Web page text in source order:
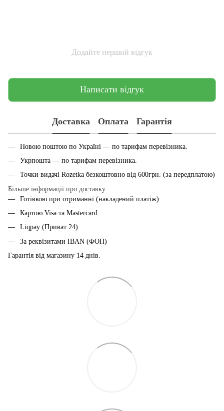
Додайте перший відгук
Написати відгук
Доставка Оплата Гарантія
Новою поштою по Україні — по тарифам перевiзника.
Укрпошта — по тарифам перевiзника.
Точки видачі Rozetka безкоштовно від 600грн. (за передплатою)
Більше інформації про доставку
Готівкою при отриманні (накладений платіж)
Картою Visa та Mastercard
Liqpay (Приват 24)
За реквізитами IBAN (ФОП)
Гарантія від магазину 14 днiв.